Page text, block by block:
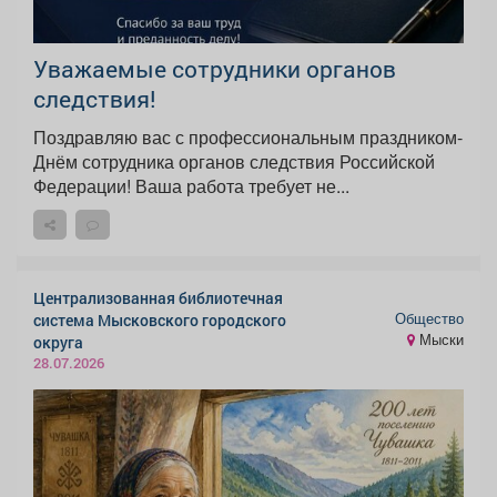
Уважаемые сотрудники органов
следствия!
Поздравляю вас с профессиональным праздником-
Днём сотрудника органов следствия Российской
Федерации! Ваша работа требует не...
Централизованная библиотечная
система Мысковского городского
округа
28.07.2026
Общество
Мыски